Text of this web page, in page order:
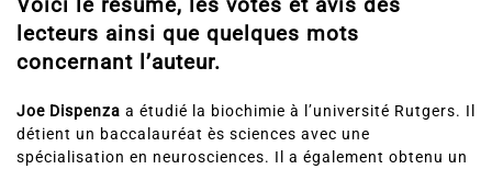
lecteurs ainsi que quelques mots
concernant l’auteur.
Joe Dispenza a étudié la biochimie à l’université Rutgers. Il
détient un baccalauréat ès sciences avec une
spécialisation en neurosciences. Il a également obtenu un